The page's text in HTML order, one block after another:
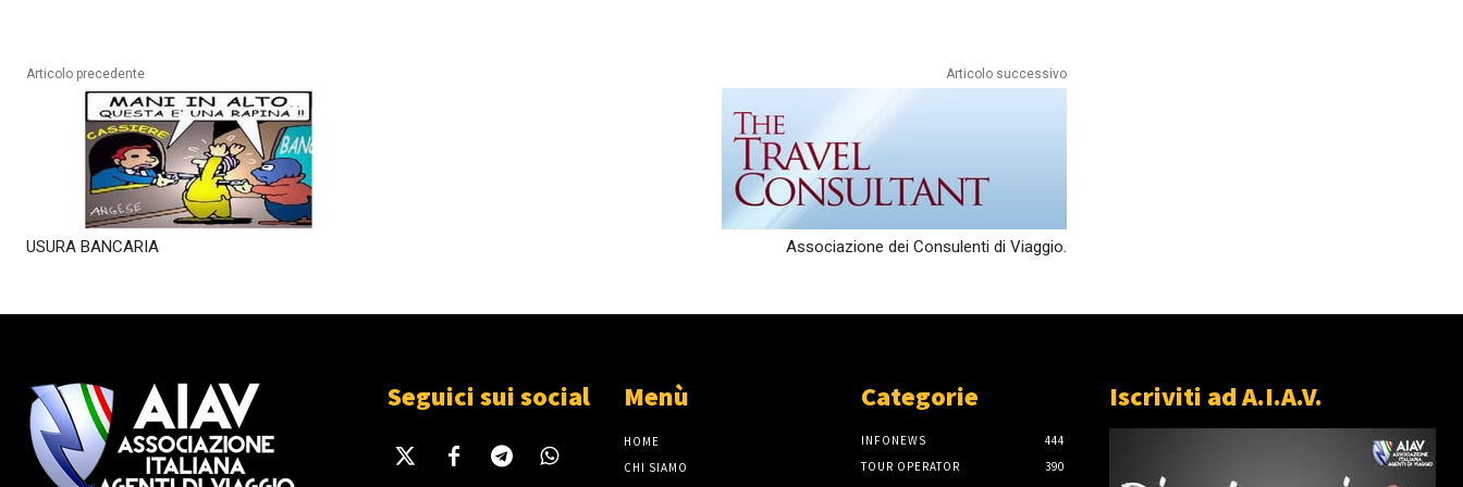
Articolo precedente
USURA BANCARIA
Articolo successivo
Associazione dei Consulenti di Viaggio.
Seguici sui social Menù
HOME
CHI SIAMO
Categorie
INFONEWS
444
TOUR OPERATOR
390
Iscriviti ad A.I.A.V.